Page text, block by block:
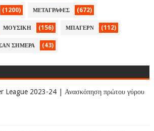
(1200) ΜΕΤΑΓΡΑΦΕΣ (672)
ΜΟΥΣΙΚΗ (156) ΜΠΑΓΕΡΝ (112)
ΣΗΜΕΡΑ (43)
League 2023-24 | Ανασκόπηση πρώτου γύρου